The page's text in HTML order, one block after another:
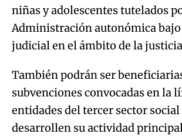
niñas y adolescentes tutelados
Administración autonómica
judicial en el ámbito de la
También podrán ser
subvenciones convocadas en la
entidades del tercer sector social
desarrollen su actividad